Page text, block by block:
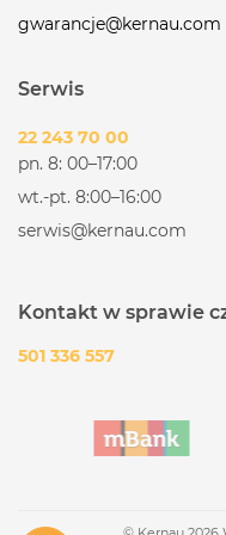
Ruszty stalowe:
Bezpieczeństwo
Zabezpieczenie
Łączna ilość pól: 2
Palnik
Instalacja
gwarancje@kernau.com
Serwis
22 243 70 00
pn. 8: 00–17:00
wt.-pt. 8:00–16:00
serwis@kernau.com
Kontakt w sprawie
501 336 557